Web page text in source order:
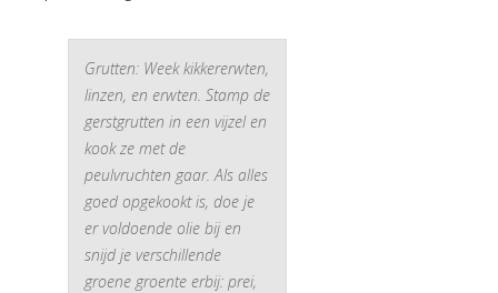
Grutten: Week kikkererwten,
linzen, en erwten. Stamp de
gerstgrutten in een vijzel en
kook ze met de
peulvruchten gaar. Als alles
goed opgekookt is, doe je
er voldoende olie bij en
snijd je verschillende
groene groente erbij: prei,